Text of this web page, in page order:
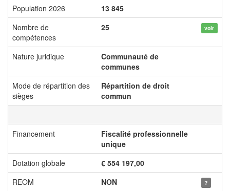
Population 2026
13 845
Nombre de
compétences
25 voir
Nature juridique
Communauté de
communes
Mode de répartition des
sièges
Répartition de droit
commun
Financement
Fiscalité professionnelle
unique
Dotation globale
€ 554 197,00
REOM
NON ?